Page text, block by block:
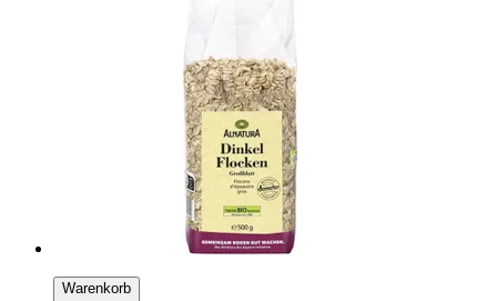
Warenkorb